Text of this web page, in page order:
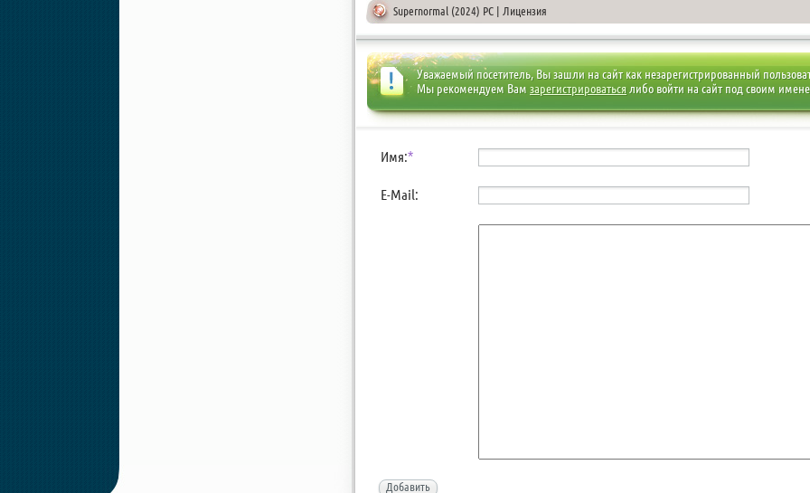
Supernormal (2024) PC | Лицензия
Уважаемый посетитель, Вы зашли на сайт как незарегистрированный
Мы рекомендуем Вам зарегистрироватьсялибо войти на сайт под своим
Имя:*
E-Mail:
Добавить